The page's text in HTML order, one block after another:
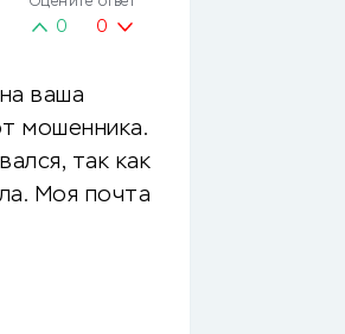
0 0
ваша
мошенника.
так как
Моя почта